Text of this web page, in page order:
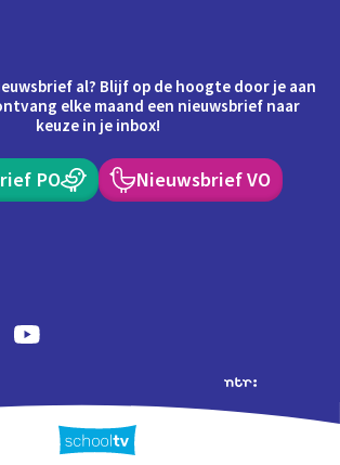
al? Blijf op de hoogte door je aan
elke maand een nieuwsbrief naar
keuze in je inbox!
PO Nieuwsbrief VO